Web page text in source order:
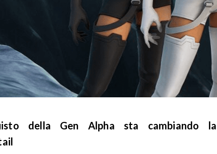
della Gen Alpha sta cambiando la